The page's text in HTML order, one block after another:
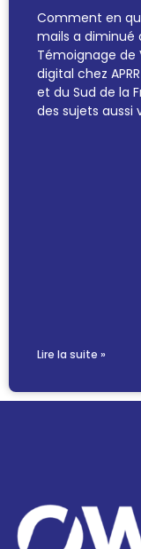
Comment en
mails a diminué
Témoignage de
digital chez
et du Sud de la
des sujets aussi
Lire la suite »